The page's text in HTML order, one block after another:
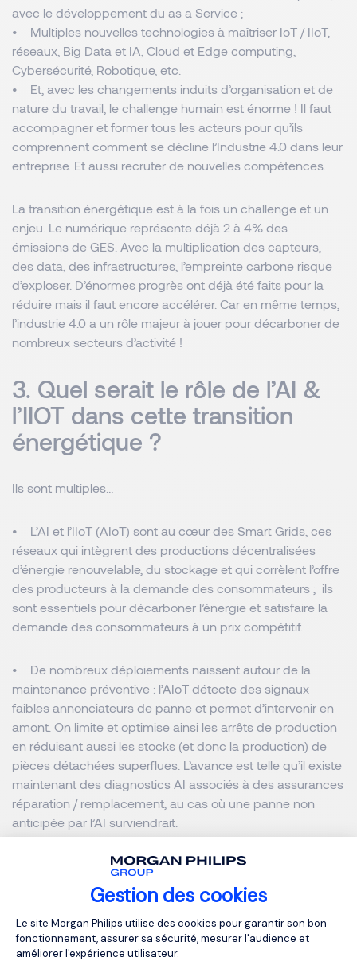
Gestion des cookies
Plateforme de Gestion du
Le site Morgan Philips utilise des cookies pour garantir son bon
fonctionnement, assurer sa sécurité, mesurer l'audience et
améliorer l'expérience utilisateur.
avec le développement du as a Service ;
• Multiples nouvelles technologies à maîtriser IoT / IIoT,
réseaux, Big Data et IA, Cloud et Edge computing,
Cybersécurité, Robotique, etc.
• Et, avec les changements induits d’organisation et de
nature du travail, le challenge humain est énorme ! Il faut
accompagner et former tous les acteurs pour qu’ils
comprennent comment se décline l’Industrie 4.0 dans leur
entreprise. Et aussi recruter de nouvelles compétences.
La transition énergétique est à la fois un challenge et un
enjeu. Le numérique représente déjà 2 à 4% des
émissions de GES. Avec la multiplication des capteurs,
des data, des infrastructures, l’empreinte carbone risque
d’exploser. D’énormes progrès ont déjà été faits pour la
réduire mais il faut encore accélérer. Car en même temps,
l’industrie 4.0 a un rôle majeur à jouer pour décarboner de
nombreux secteurs d’activité !
3. Quel serait le rôle de l’AI &
l’IIOT dans cette transition
énergétique ?
Ils sont multiples…
• L’AI et l’IIoT (AIoT) sont au cœur des Smart Grids, ces
réseaux qui intègrent des productions décentralisées
d’énergie renouvelable, du stockage et qui corrèlent l’offre
des producteurs à la demande des consommateurs ; ils
sont essentiels pour décarboner l’énergie et satisfaire la
demande des consommateurs à un prix compétitif.
• De nombreux déploiements naissent autour de la
maintenance préventive : l’AIoT détecte des signaux
faibles annonciateurs de panne et permet d’intervenir en
amont. On limite et optimise ainsi les arrêts de production
en réduisant aussi les stocks (et donc la production) de
pièces détachées superflues. L’avance est telle qu’il existe
maintenant des diagnostics AI associés à des assurances
réparation / remplacement, au cas où une panne non
anticipée par l’AI surviendrait.
• Enfin, ces technologies sont critiques pour améliorer
l’efficience énergétique des process industriels. Grâce à
l’AIoT, on modélise ces process et leur consommation
d’énergie. On peut ainsi trouver les paramètres et réglages
optimaux qui réduisent cette consommation. Pour tenir les
accords de Paris et limiter la hausse de température à